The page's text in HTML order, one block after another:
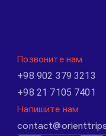
Позвоните нам
+98 902 379 3213
+98 21 7105 7401
Напишите нам